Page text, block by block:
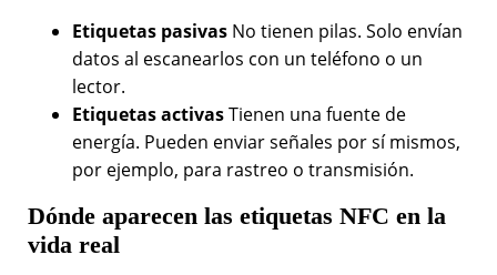
Etiquetas pasivas No tienen pilas. Solo envían
datos al escanearlos con un teléfono o un
lector.
Etiquetas activasTienen una fuente de
energía. Pueden enviar señales por sí mismos,
por ejemplo, para rastreo o transmisión.
Dónde aparecen las etiquetas NFC en la
vida real